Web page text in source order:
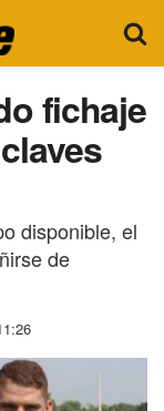
fichaje
disponible, el
de